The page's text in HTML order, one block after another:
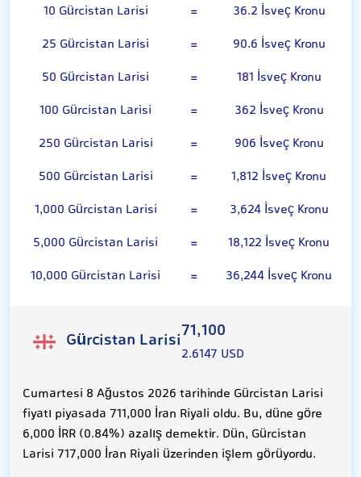
10 Gürcistan Larisi =
36.2 İsveç Kronu
25 Gürcistan Larisi
=
90.6 İsveç Kronu
50 Gürcistan Larisi
=
181 İsveç Kronu
100 Gürcistan Larisi
=
362 İsveç Kronu
250 Gürcistan Larisi
=
906 İsveç Kronu
500 Gürcistan Larisi
=
1,812 İsveç Kronu
1,000 Gürcistan Larisi
=
3,624 İsveç Kronu
5,000 Gürcistan Larisi
=
18,122 İsveç Kronu
10,000 Gürcistan Larisi
= 36,244 İsveç Kronu
Gürcistan Larisi71,100
2.6147 USD
Cumartesi 8 Ağustos 2026 tarihinde Gürcistan Larisi
fiyatı piyasada 711,000 İran Riyali oldu. Bu, düne göre
6,000 İRR (0.84%) azalış demektir. Dün, Gürcistan
Larisi 717,000 İran Riyali üzerinden işlem görüyordu.